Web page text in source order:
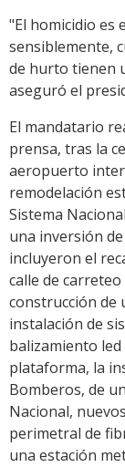
"El homicidio es
sensiblemente,
de hurto tienen
aseguró el
El mandatario
prensa, tras la
aeropuerto
remodelación
Sistema
una inversión
incluyeron el
calle de
construcción de
instalación de
balizamiento
plataforma, la
Bomberos, de
Nacional,
perimetral de
una estación